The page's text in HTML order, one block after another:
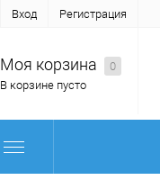
Вход Регистрация
Моя корзина
0
В корзине пусто